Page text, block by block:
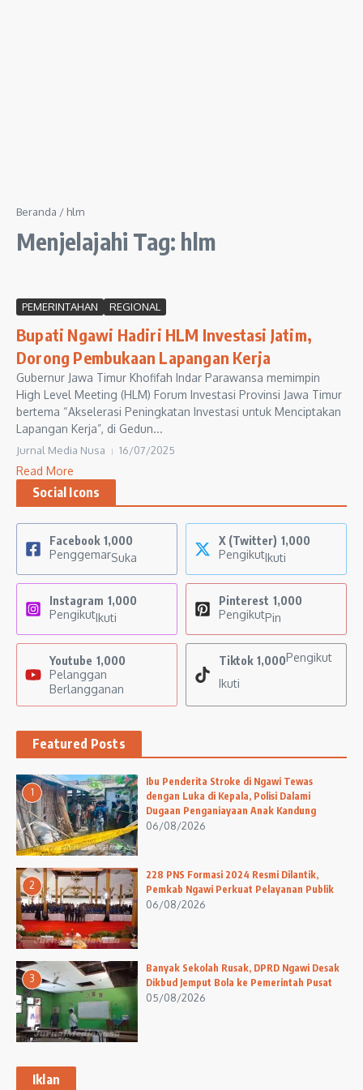
Beranda / hlm
Menjelajahi Tag: hlm
PEMERINTAHAN REGIONAL
Bupati Ngawi Hadiri HLM Investasi Jatim,
Dorong Pembukaan Lapangan Kerja
Gubernur Jawa Timur Khofifah Indar Parawansa memimpin
High Level Meeting (HLM) Forum Investasi Provinsi Jawa Timur
bertema “Akselerasi Peningkatan Investasi untuk Menciptakan
Lapangan Kerja”, di Gedun...
Jurnal Media Nusa 16/07/2025
Read More
Social Icons
Facebook 1,000
PenggemarSuka
X (Twitter) 1,000
PengikutIkuti
Instagram 1,000
PengikutIkuti
Pinterest 1,000
PengikutPin
Youtube 1,000
Pelanggan
Berlangganan
Tiktok 1,000Pengikut
Ikuti
Featured Posts
1
Ibu Penderita Stroke di Ngawi Tewas
dengan Luka di Kepala, Polisi Dalami
Dugaan Penganiayaan Anak Kandung
06/08/2026
2
228 PNS Formasi 2024 Resmi Dilantik,
Pemkab Ngawi Perkuat Pelayanan Publik
06/08/2026
3
Banyak Sekolah Rusak, DPRD Ngawi Desak
Dikbud Jemput Bola ke Pemerintah Pusat
05/08/2026
Iklan